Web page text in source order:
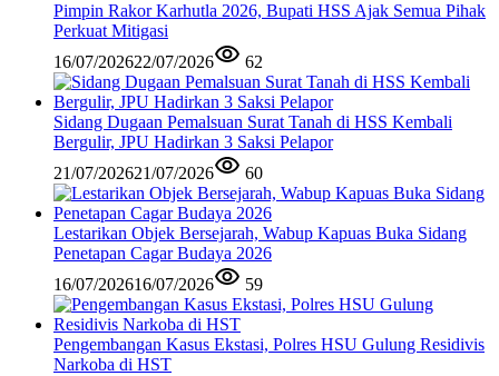
Pimpin Rakor Karhutla 2026, Bupati HSS Ajak Semua Pihak
Perkuat Mitigasi
16/07/202622/07/2026 62
Sidang Dugaan Pemalsuan Surat Tanah di HSS Kembali
Bergulir, JPU Hadirkan 3 Saksi Pelapor
21/07/202621/07/2026 60
Lestarikan Objek Bersejarah, Wabup Kapuas Buka Sidang
Penetapan Cagar Budaya 2026
16/07/202616/07/2026 59
Pengembangan Kasus Ekstasi, Polres HSU Gulung Residivis
Narkoba di HST